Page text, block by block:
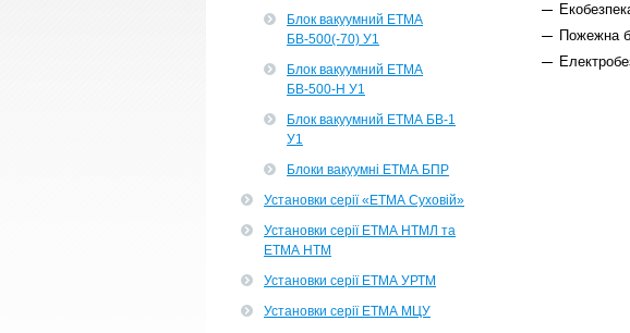
Пожежна
Блок вакуумний ЕТМА
БВ-500(-70) У1
Блок вакуумний ЕТМА
БВ-500-Н У1
Блок вакуумний ЕТМА БВ-1
У1
Блоки вакуумні ЕТМА БПР
Установки серії «ЕТМА Суховій»
Установки серії ЕТМА НТМЛ та
ЕТМА НТМ
Установки серії ЕТМА УРТМ
Установки серії ЕТМА МЦУ